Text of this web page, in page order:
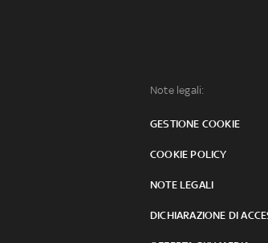
Note legali:
GESTIONE COOKIE
COOKIE POLICY
NOTE LEGALI
DICHIARAZIONE DI